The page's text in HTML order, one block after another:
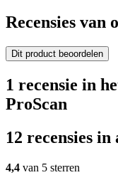
Recensies van
Dit product beoordelen
1 recensie in
ProScan
12 recensies
4,4 van 5 sterren